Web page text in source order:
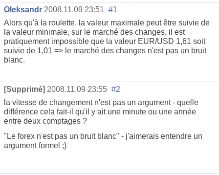
Oleksandr 2008.11.09 23:51 #1
Alors qu'à la roulette, la valeur maximale peut être suivie de
la valeur minimale, sur le marché des changes, il est
pratiquement impossible que la valeur EUR/USD 1,61 soit
suivie de 1,01 => le marché des changes n'est pas un bruit
blanc.
[Supprimé] 2008.11.09 23:55 #2
la vitesse de changement n'est pas un argument - quelle
différence cela fait-il qu'il y ait une minute ou une année
entre deux comptages ?
"Le forex n'est pas un bruit blanc" - j'aimerais entendre un
argument formel ;)